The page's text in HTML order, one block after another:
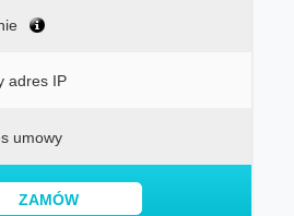
adres IP
umowy
ZAMÓW